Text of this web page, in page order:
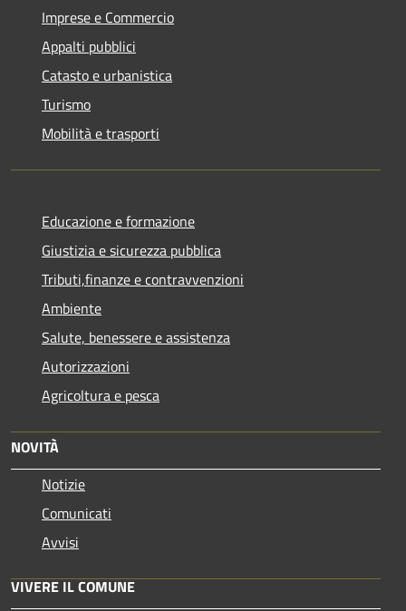
Imprese e Commercio
Appalti pubblici
Catasto e urbanistica
Turismo
Mobilità e trasporti
Educazione e formazione
Giustizia e sicurezza pubblica
Tributi,finanze e contravvenzioni
Ambiente
Salute, benessere e assistenza
Autorizzazioni
Agricoltura e pesca
NOVITÀ
Notizie
Comunicati
Avvisi
VIVERE IL COMUNE